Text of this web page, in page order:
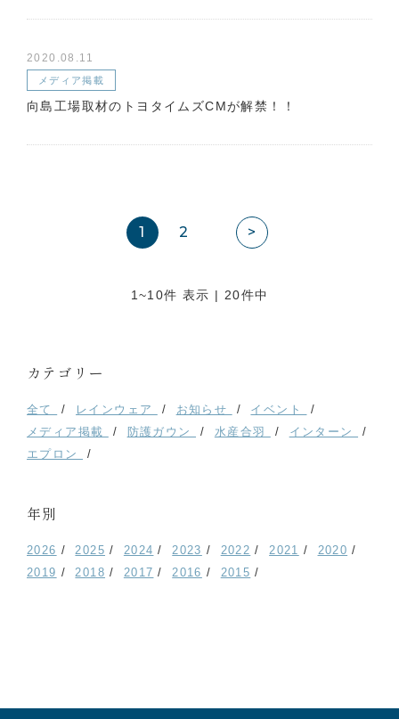
2020.08.11
メディア掲載
向島工場取材のトヨタイムズCMが解禁！！
1 2 >
1~10件 表示 | 20件中
カテゴリー
全て レインウェア お知らせ
イベント
メディア掲載
防護ガウン 水産合羽
インターン
エプロン
年別
2026 2025 2024 2023 2022 2021
2020
2019
2018 2017 2016 2015